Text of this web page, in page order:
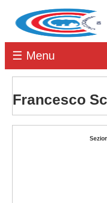
☰ Menu
Francesco
Scarcelli